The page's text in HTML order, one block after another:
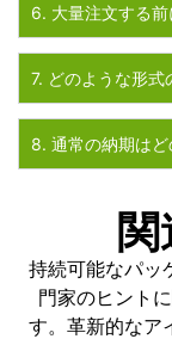
6. 大量注文する
7. どのような形式
8. 通常の納期は
持続可能なパッ
門家のヒント
す。革新的なア